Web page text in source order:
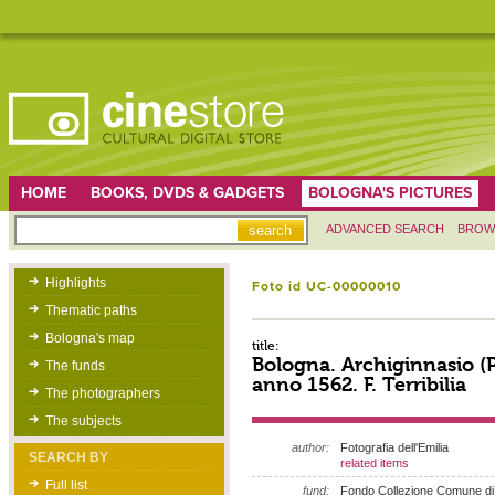
HOME BOOKS, DVDS & GADGETS BOLOGNA'S PICTURES
ADVANCED SEARCH
Highlights
Thematic paths
Bologna's map
The funds
The photographers
The subjects
SEARCH BY
Full list
Foto id UC-00000010
title:
Bologna. Archiginnasio
anno 1562. F. Terribilia
author:
Fotografia dell'Emilia
related items
fund: Fondo Collezione Comune